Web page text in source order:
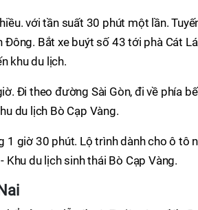
với tần suất 30 phút một lần.
Bắt xe buýt số 43 tới phà Cát
khu du lịch.
Đi theo đường Sài Gòn, đi về phía
du lịch Bò Cạp Vàng.
1 giờ 30 phút. Lộ trình dành cho ô tô
Khu du lịch sinh thái Bò Cạp Vàng.